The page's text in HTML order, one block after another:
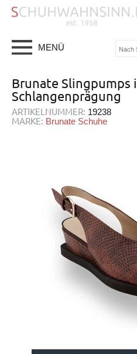
MENÜ
Brunate Slingpumps
Schlangenprägung
ARTIKELNUMMER: 19238
MARKE: Brunate Schuhe